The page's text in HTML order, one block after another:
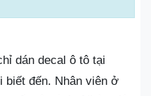
dán decal ô tô tại
biết đến. Nhân viên ở